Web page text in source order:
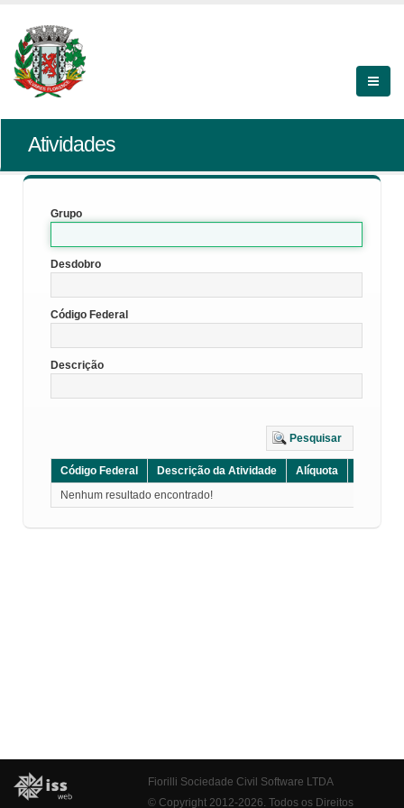
Atividades
Grupo
Desdobro
Código Federal
Descrição
Pesquisar
Código Federal Descrição da Atividade Alíquota
Nenhum resultado encontrado!
Fiorilli Sociedade Civil Software LTDA
© Copyright 2012-2026. Todos os Direitos